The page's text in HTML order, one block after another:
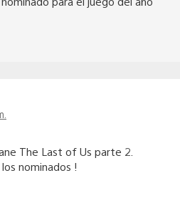
The Last of Us parte 2.
nominados !